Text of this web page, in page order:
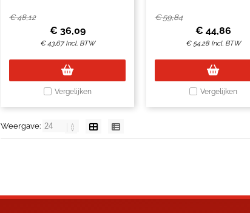
€48,12
€ 36,09
€43,67 Incl. BTW
Vergelijken
€59,84
€ 44,86
€ 54,28 Incl. BTW
Vergelijken
Weergave: